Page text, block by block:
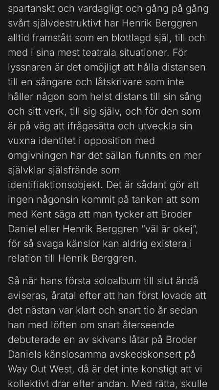
spartanskt och vardagligt och gång på gång
svårt självdestruktivt har Henrik Berggren
alltid framstått som en blottlagd själ, till och
med i sina mest teatrala situationer. För
lyssnaren är det omöjligt att hålla distansen
till en sångare och låtskrivare som inte
håller någon som helst distans till sin sång
och sitt verk, till sig själv, och för den som
är på väg att ifrågasätta och utveckla sin
vuxna identitet i opposition med
omgivningen har det sällan funnits en mer
självklar själsfrände som
identifiaktionsobjekt. Det är sådant gör att
ingen någonsin kommit på tanken att som
med Kent säga att man tycker att Broder
Daniel eller Henrik Berggren ”väl är okej”,
för så svaga känslor kan aldrig existera i
relation till Henrik Berggren.
Så när hans första soloalbum till slut ändå
aviseras, åratal efter att han först lovade att
det nästan var klart och snart tio år sedan
han med löften om snart återseende
debuterade en av skivans låtar på Broder
Daniels känslosamma avskedskonsert på
Way Out West, då är det inte konstigt att vi
kollektivt drar efter andan. Med rätta, skulle